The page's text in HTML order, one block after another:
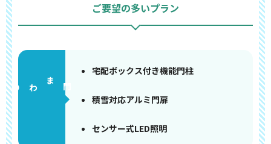
ご要望の多いプラン
門まわり
宅配ボックス付き機能門柱
積雪対応アルミ門扉
センサー式LED照明